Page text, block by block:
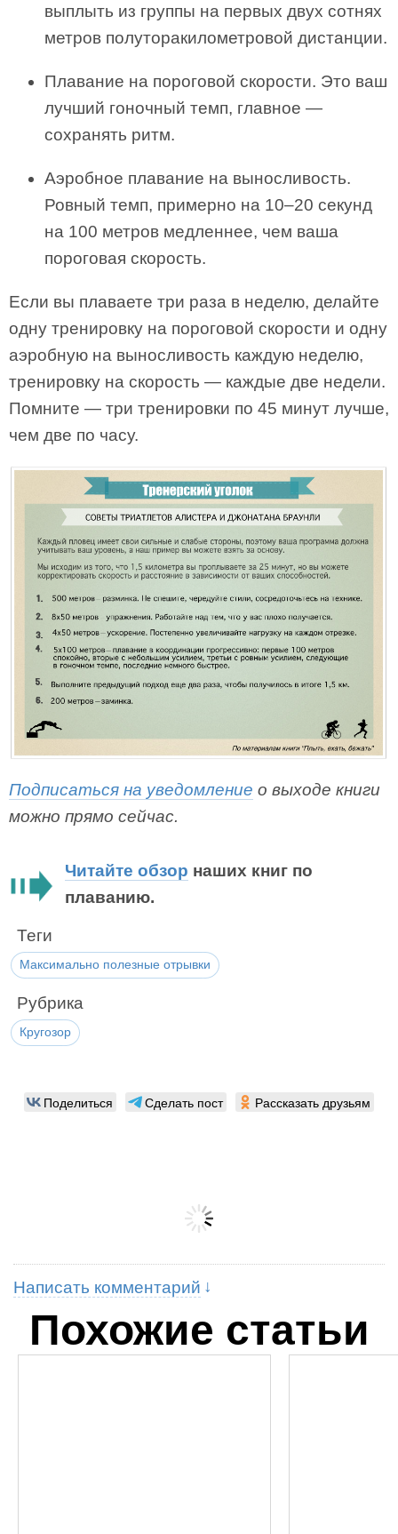
выплыть из группы на первых двух сотнях
метров полуторакилометровой дистанции.
Плавание на пороговой скорости. Это ваш
лучший гоночный темп, главное —
сохранять ритм.
Аэробное плавание на выносливость.
Ровный темп, примерно на 10–20 секунд
на 100 метров медленнее, чем ваша
пороговая скорость.
Если вы плаваете три раза в неделю, делайте
одну тренировку на пороговой скорости и одну
аэробную на выносливость каждую неделю,
тренировку на скорость — каждые две недели.
Помните — три тренировки по 45 минут лучше,
чем две по часу.
Подписаться на уведомление о выходе книги
можно прямо сейчас.
Читайте обзор наших книг по
плаванию.
Теги
Максимально полезные отрывки
Рубрика
Кругозор
Поделиться Сделать пост Рассказать друзьям
Написать комментарий
Похожие статьи